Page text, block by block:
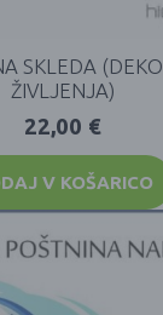
SKLEDA
ŽIVLJENJA)
22,00 €
V KOŠARICO